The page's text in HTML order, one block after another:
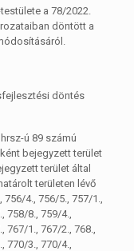
a 78/2022.
döntött a
döntés
ú 89 számú
bejegyzett terület
terület által
területen lévő
4., 756/5., 757/1.,
758/8., 759/4.,
1., 767/2., 768.,
770/3., 770/4.,